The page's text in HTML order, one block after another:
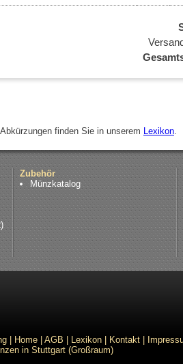
finden Sie in unserem Lexikon
Zubehör
Münzkatalog
Home AGB Lexikon Kontakt
in Stuttgart (Großraum)